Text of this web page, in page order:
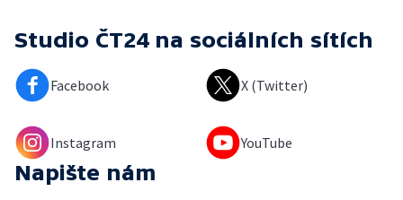
Studio ČT24 na sociálních sítích
Facebook X (Twitter)
Instagram YouTube
Napište nám